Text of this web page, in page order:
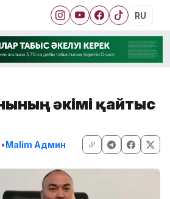
RU
әкімі қайтыс
•Malim Админ